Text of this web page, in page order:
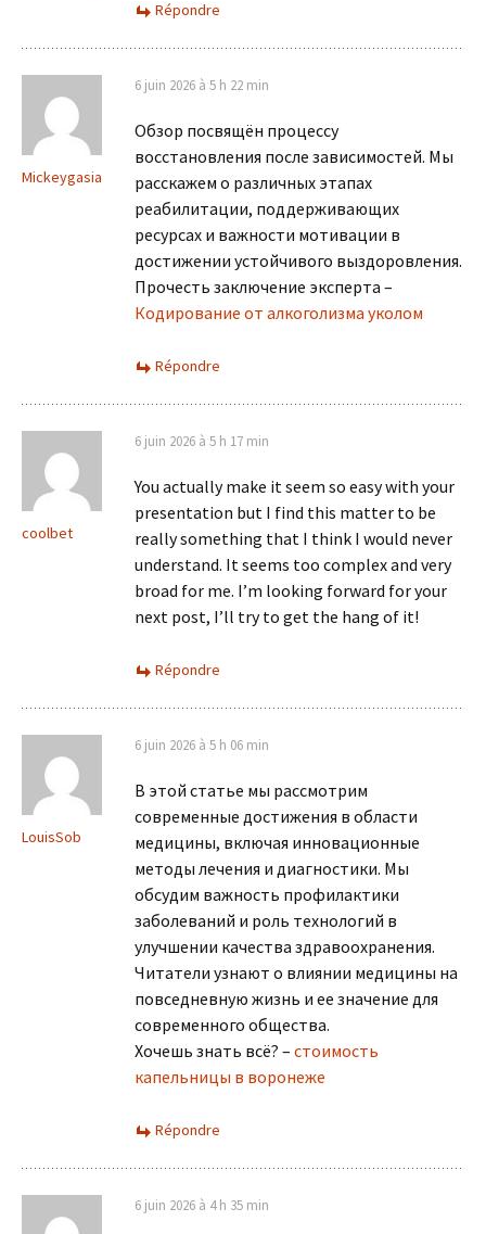
Répondre
Mickeygasia
6 juin 2026 à 5 h 22 min
Обзор посвящён процессу
восстановления после зависимостей. Мы
расскажем о различных этапах
реабилитации, поддерживающих
ресурсах и важности мотивации в
достижении устойчивого выздоровления.
Прочесть заключение эксперта –
Кодирование от алкоголизма уколом
Répondre
coolbet
6 juin 2026 à 5 h 17 min
You actually make it seem so easy with your
presentation but I find this matter to be
really something that I think I would never
understand. It seems too complex and very
broad for me. I’m looking forward for your
next post, I’ll try to get the hang of it!
Répondre
LouisSob
6 juin 2026 à 5 h 06 min
В этой статье мы рассмотрим
современные достижения в области
медицины, включая инновационные
методы лечения и диагностики. Мы
обсудим важность профилактики
заболеваний и роль технологий в
улучшении качества здравоохранения.
Читатели узнают о влиянии медицины на
повседневную жизнь и ее значение для
современного общества.
Хочешь знать всё? – стоимость
капельницы в воронеже
Répondre
6 juin 2026 à 4 h 35 min